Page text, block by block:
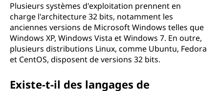
Plusieurs systèmes d'exploitation prennent en
charge l'architecture 32 bits, notamment les
anciennes versions de Microsoft Windows telles que
Windows XP, Windows Vista et Windows 7. En outre,
plusieurs distributions Linux, comme Ubuntu, Fedora
et CentOS, disposent de versions 32 bits.
Existe-t-il des langages de